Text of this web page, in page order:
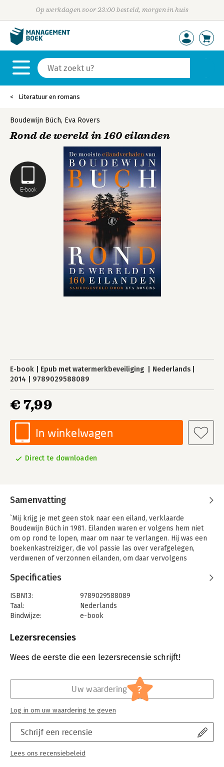
Op werkdagen voor 23:00 besteld, morgen in huis
Literatuur en romans
E-book
Boudewijn Büch, Eva Rovers
Rond de wereld in 160 eilanden
E-book Epub met watermerkbeveiliging
Nederlands
2014
9789029588089
€ 7,99
In winkelwagen
Direct te downloaden
Samenvatting
`Mij krijg je met geen stok naar een eiland, verklaarde
Boudewijn Büch in 1981. Eilanden waren er volgens hem niet
om op rond te lopen, maar om naar te verlangen. Hij was een
boekenkastreiziger, die vol passie las over verafgelegen,
verdwenen of verzonnen eilanden, om daar vervolgens
zijn verhalen gaat hij niet op zoek naar witte stranden en
naar de laatste overblijfselen van de dodo. Hij beschrijft zijn
verwoede pogingen om op het minuscule Filfla te komen en
doorkruist Fiji op zoek naar een vroeg gestorven prinses.
eilandverhalen van Boudewijn Büch samen. De reis naar deze
Zuidpool via de Indische Oceaan weer terug naar Europa. Rond
werkelijkheid worden.
Specificaties
ISBN13:
9789029588089
Taal:
Nederlands
Bindwijze:
e-book
Bestandsformaat:
Uitgever:
De Arbeiderspers
Literatuur en romans
Lezersrecensies
Wees de eerste die een lezersrecensie schrijft!
Schrijf een recensie
Lees ons recensiebeleid
Uw waardering ?
Log in om uw waardering te geven